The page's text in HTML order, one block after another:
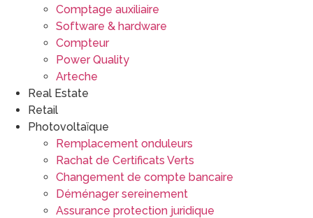
Comptage auxiliaire
Software & hardware
Compteur
Power Quality
Arteche
Real Estate
Retail
Photovoltaïque
Remplacement onduleurs
Rachat de Certificats Verts
Changement de compte bancaire
Déménager sereinement
Assurance protection juridique